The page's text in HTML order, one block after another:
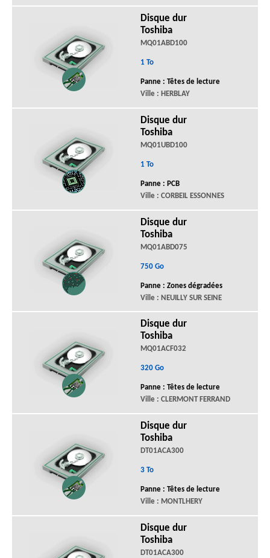
Disque dur
Toshiba
MQ01ABD100
1 To
Panne : Têtes de lecture
Ville : HERBLAY
Disque dur
Toshiba
MQ01UBD100
1 To
Panne : PCB
Ville : CORBEIL ESSONNES
Disque dur
Toshiba
MQ01ABD075
750 Go
Panne : Zones dégradées
Ville : NEUILLY SUR SEINE
Disque dur
Toshiba
MQ01ACF032
320 Go
Panne : Têtes de lecture
Ville : CLERMONT FERRAND
Disque dur
Toshiba
DT01ACA300
3 To
Panne : Têtes de lecture
Ville : MONTLHERY
Disque dur
Toshiba
DT01ACA300